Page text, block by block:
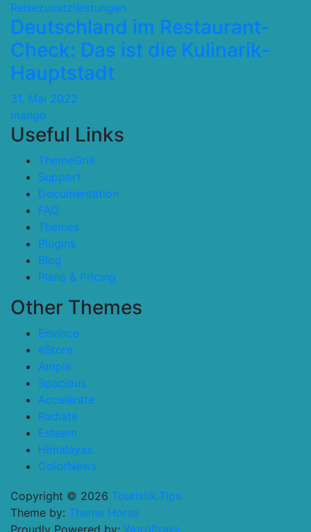
Reisezusatzleistungen
Deutschland im Restaurant-
Check: Das ist die Kulinarik-
Hauptstadt
31. Mai 2022
mango
Useful Links
ThemeGrill
Support
Documentation
FAQ
Themes
Plugins
Blog
Plans & Pricing
Other Themes
Envince
eStore
Ample
Spacious
Accelerate
Radiate
Esteem
Himalayas
ColorNews
Copyright © 2026 Touristik.Tips
Theme by: Theme Horse
Proudly Powered by: WordPress